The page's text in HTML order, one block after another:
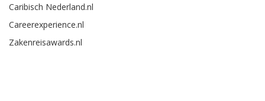
Caribisch Nederland.nl
Careerexperience.nl
Zakenreisawards.nl